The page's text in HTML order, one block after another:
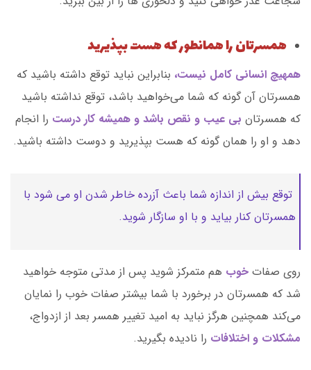
همسرتان را همانطور که هست بپذیرید
همهیچ انسانی کامل نیست، بنابراین نباید توقع داشته باشید که
همسرتان آن گونه که شما می‌خواهید باشد، توقع نداشته باشید
که همسرتان بی عیب و نقص باشد و همیشه کار درست را انجام
دهد و او را همان گونه که هست بپذیرید و دوست داشته باشید.
توقع بیش از اندازه شما باعث آزرده خاطر شدن او می شود با
همسرتان کنار بیاید و با او سازگار شوید.
روی صفات خوب هم متمرکز شوید پس از مدتی متوجه خواهید
شد که همسرتان در برخورد با شما بیشتر صفات خوب را نمایان
می‌کند همچنین هرگز نباید به امید تغییر همسر بعد از ازدواج،
مشکلات و اختلافات را نادیده بگیرید.